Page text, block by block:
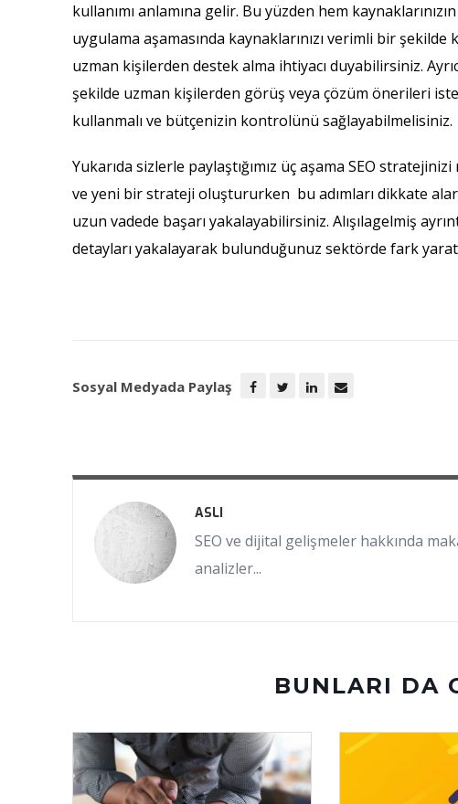
kullanımı anlamına gelir. Bu yüzden hem
uygulama aşamasında kaynaklarınızı verimli bir
uzman kişilerden destek alma ihtiyacı duyabilirsiniz.
şekilde uzman kişilerden görüş veya çözüm önerileri
kullanmalı ve bütçenizin kontrolünü sağlayabilmelisiniz.
Yukarıda sizlerle paylaştığımız üç aşama SEO
ve yeni bir strateji oluştururken bu adımları dikkate
uzun vadede başarı yakalayabilirsiniz. Alışılagelmiş
detayları yakalayarak bulunduğunuz sektörde fark
Sosyal Medyada Paylaş
ASLI
SEO ve dijital gelişmeler hakkında
analizler...
BUNLARI DA